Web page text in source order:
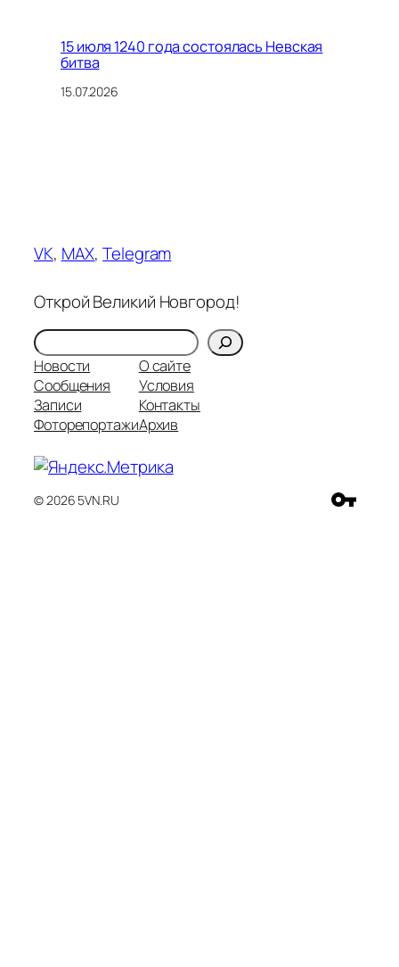
15 июля 1240 года состоялась Невская
битва
15.07.2026
VK, MAX,Telegram
Открой Великий Новгород!
Поиск
Новости
Сообщения
Записи
Фоторепортажи
О сайте
Условия
Контакты
Архив
© 2026 5VN.RU